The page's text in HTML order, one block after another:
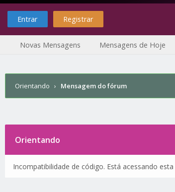
Entrar Registrar
Novas Mensagens Mensagens de Hoje
Orientando › Mensagem do fórum
Orientando
Incompatibilidade de código. Está acessando